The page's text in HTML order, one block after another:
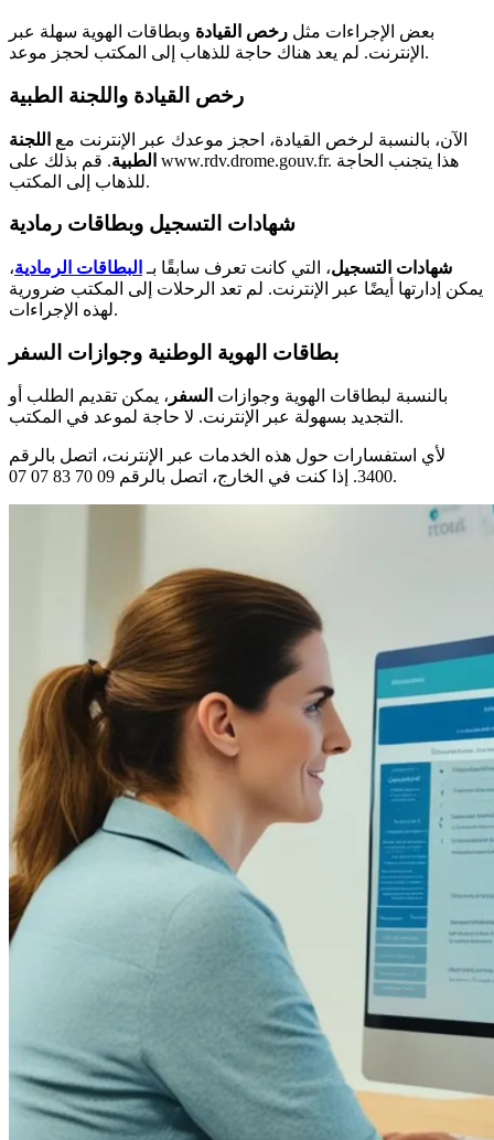
بعض الإجراءات مثل رخص القيادة وبطاقات الهوية سهلة عبر
الإنترنت. لم يعد هناك حاجة للذهاب إلى المكتب لحجز موعد.
رخص القيادة واللجنة الطبية
الآن، بالنسبة لرخص القيادة، احجز موعدك عبر الإنترنت مع اللجنة
الطبية. قم بذلك على www.rdv.drome.gouv.fr. هذا يتجنب الحاجة
للذهاب إلى المكتب.
شهادات التسجيل وبطاقات رمادية
شهادات التسجيل، التي كانت تعرف سابقًا بـ البطاقات الرمادية،
يمكن إدارتها أيضًا عبر الإنترنت. لم تعد الرحلات إلى المكتب ضرورية
لهذه الإجراءات.
بطاقات الهوية الوطنية وجوازات السفر
بالنسبة لبطاقات الهوية وجوازات السفر ، يمكن تقديم الطلب أو
التجديد بسهولة عبر الإنترنت. لا حاجة لموعد في المكتب.
لأي استفسارات حول هذه الخدمات عبر الإنترنت، اتصل بالرقم
3400. إذا كنت في الخارج، اتصل بالرقم 09 70 83 07 07.